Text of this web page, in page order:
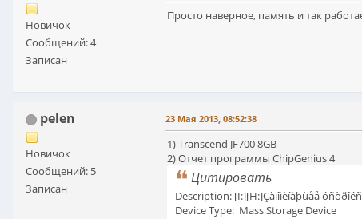
Новичок
Сообщений: 4
Записан
Просто наверное, память и так
pelen
Новичок
Сообщений: 5
Записан
23 Мая 2013, 08:52:38
1) Transcend JF700 8GB
2) Отчет программы ChipGenius 4
Цитировать
Description: [I:][H:]Çàïîìèíàþùåå
Device Type: Mass Storage Device